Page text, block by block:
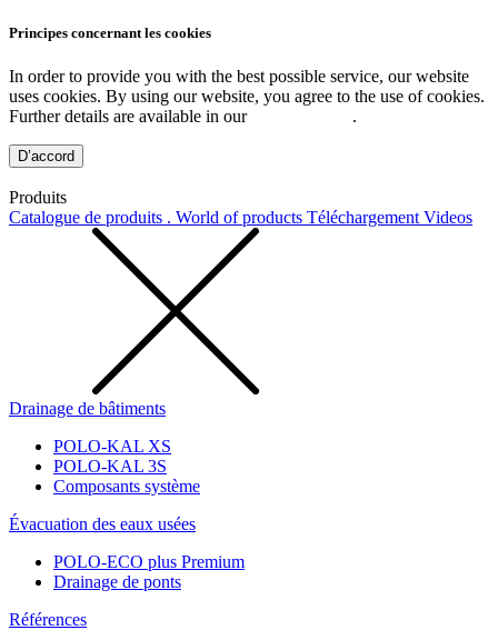
Principes concernant les cookies
In order to provide you with the best possible service, our website
uses cookies. By using our website, you agree to the use of cookies.
Further details are available in our
.
D’accord
Produits
Catalogue de produits . World of products Téléchargement Videos
Drainage de bâtiments
POLO-KAL XS
POLO-KAL 3S
Composants système
Évacuation des eaux usées
POLO-ECO plus Premium
Drainage de ponts
Références